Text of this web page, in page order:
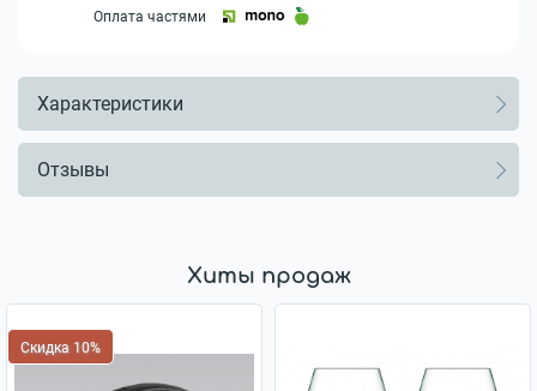
Оплата частями
Характеристики
Отзывы
Хиты продаж
Скидка 10%